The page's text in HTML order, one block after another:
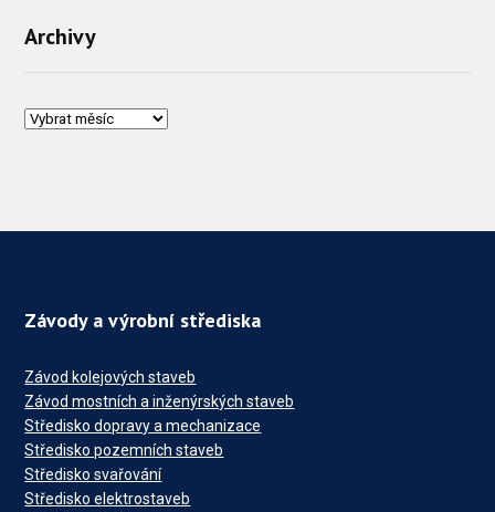
Archivy
Závody a výrobní střediska
Závod kolejových staveb
Závod mostních a inženýrských staveb
Středisko dopravy a mechanizace
Středisko pozemních staveb
Středisko svařování
Středisko elektrostaveb